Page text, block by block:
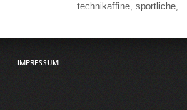
technikaffine, sportliche,...
IMPRESSUM